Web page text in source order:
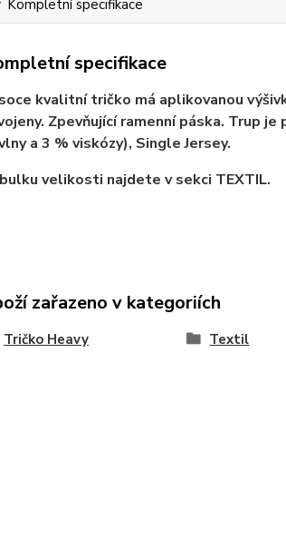
Kompletní specifikace
specifikace
kvalitní tričko má aplikovanou
Zpevňující ramenní páska. Trup
a 3 % viskózy), Single Jersey.
velikosti najdete v sekci TEXTIL.
zařazeno v kategoriích
Tričko Heavy Textil